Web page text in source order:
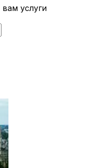
услуги